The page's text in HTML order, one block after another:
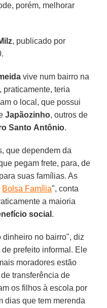
porém, melhorar
, publicado por
vive num bairro na
praticamente, teria
o local, que possui
Japãozinho, outros de
Santo Antônio.
que dependem da
pegam frete, para, de
suas famílias. As
Bolsa Família", conta
a maioria
social .
no bairro", diz
prefeito informal. Ele
moradores estão
transferência de
os filhos à escola por
dias que tem merenda